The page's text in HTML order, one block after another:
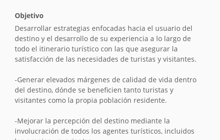
Objetivo
Desarrollar estrategias enfocadas hacia el usuario del
destino y el desarrollo de su experiencia a lo largo de
todo el itinerario turístico con las que asegurar la
satisfacción de las necesidades de turistas y visitantes.
-Generar elevados márgenes de calidad de vida dentro
del destino, dónde se beneficien tanto turistas y
visitantes como la propia población residente.
-Mejorar la percepción del destino mediante la
involucración de todos los agentes turísticos, incluidos